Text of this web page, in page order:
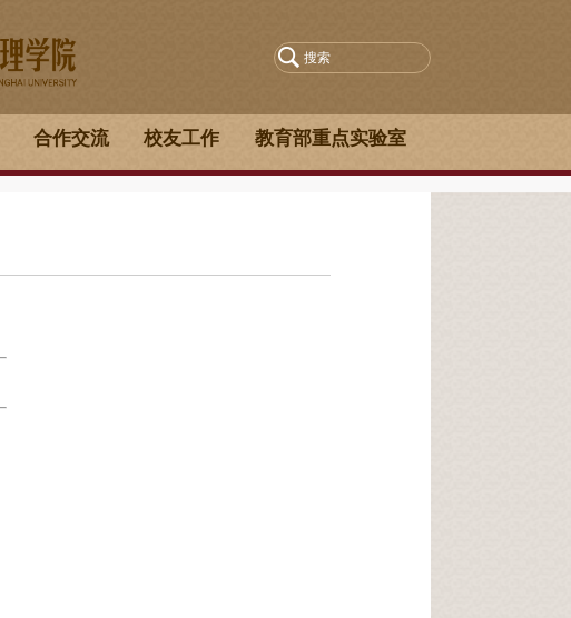
合作交流 校友工作 教育部重点实验室